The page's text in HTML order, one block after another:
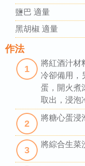
鹽巴 適量
黑胡椒 適量
作法
1
將紅酒汁材
冷卻備用，
蛋，開火煮
取出，浸泡
2
將糖心蛋浸
3
將綜合生菜